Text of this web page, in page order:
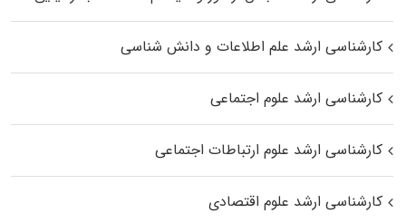
کارشناسی ارشد علم اطلاعات و دانش شناسی
کارشناسی ارشد علوم اجتماعی
کارشناسی ارشد علوم ارتباطات اجتماعی
کارشناسی ارشد علوم اقتصادی